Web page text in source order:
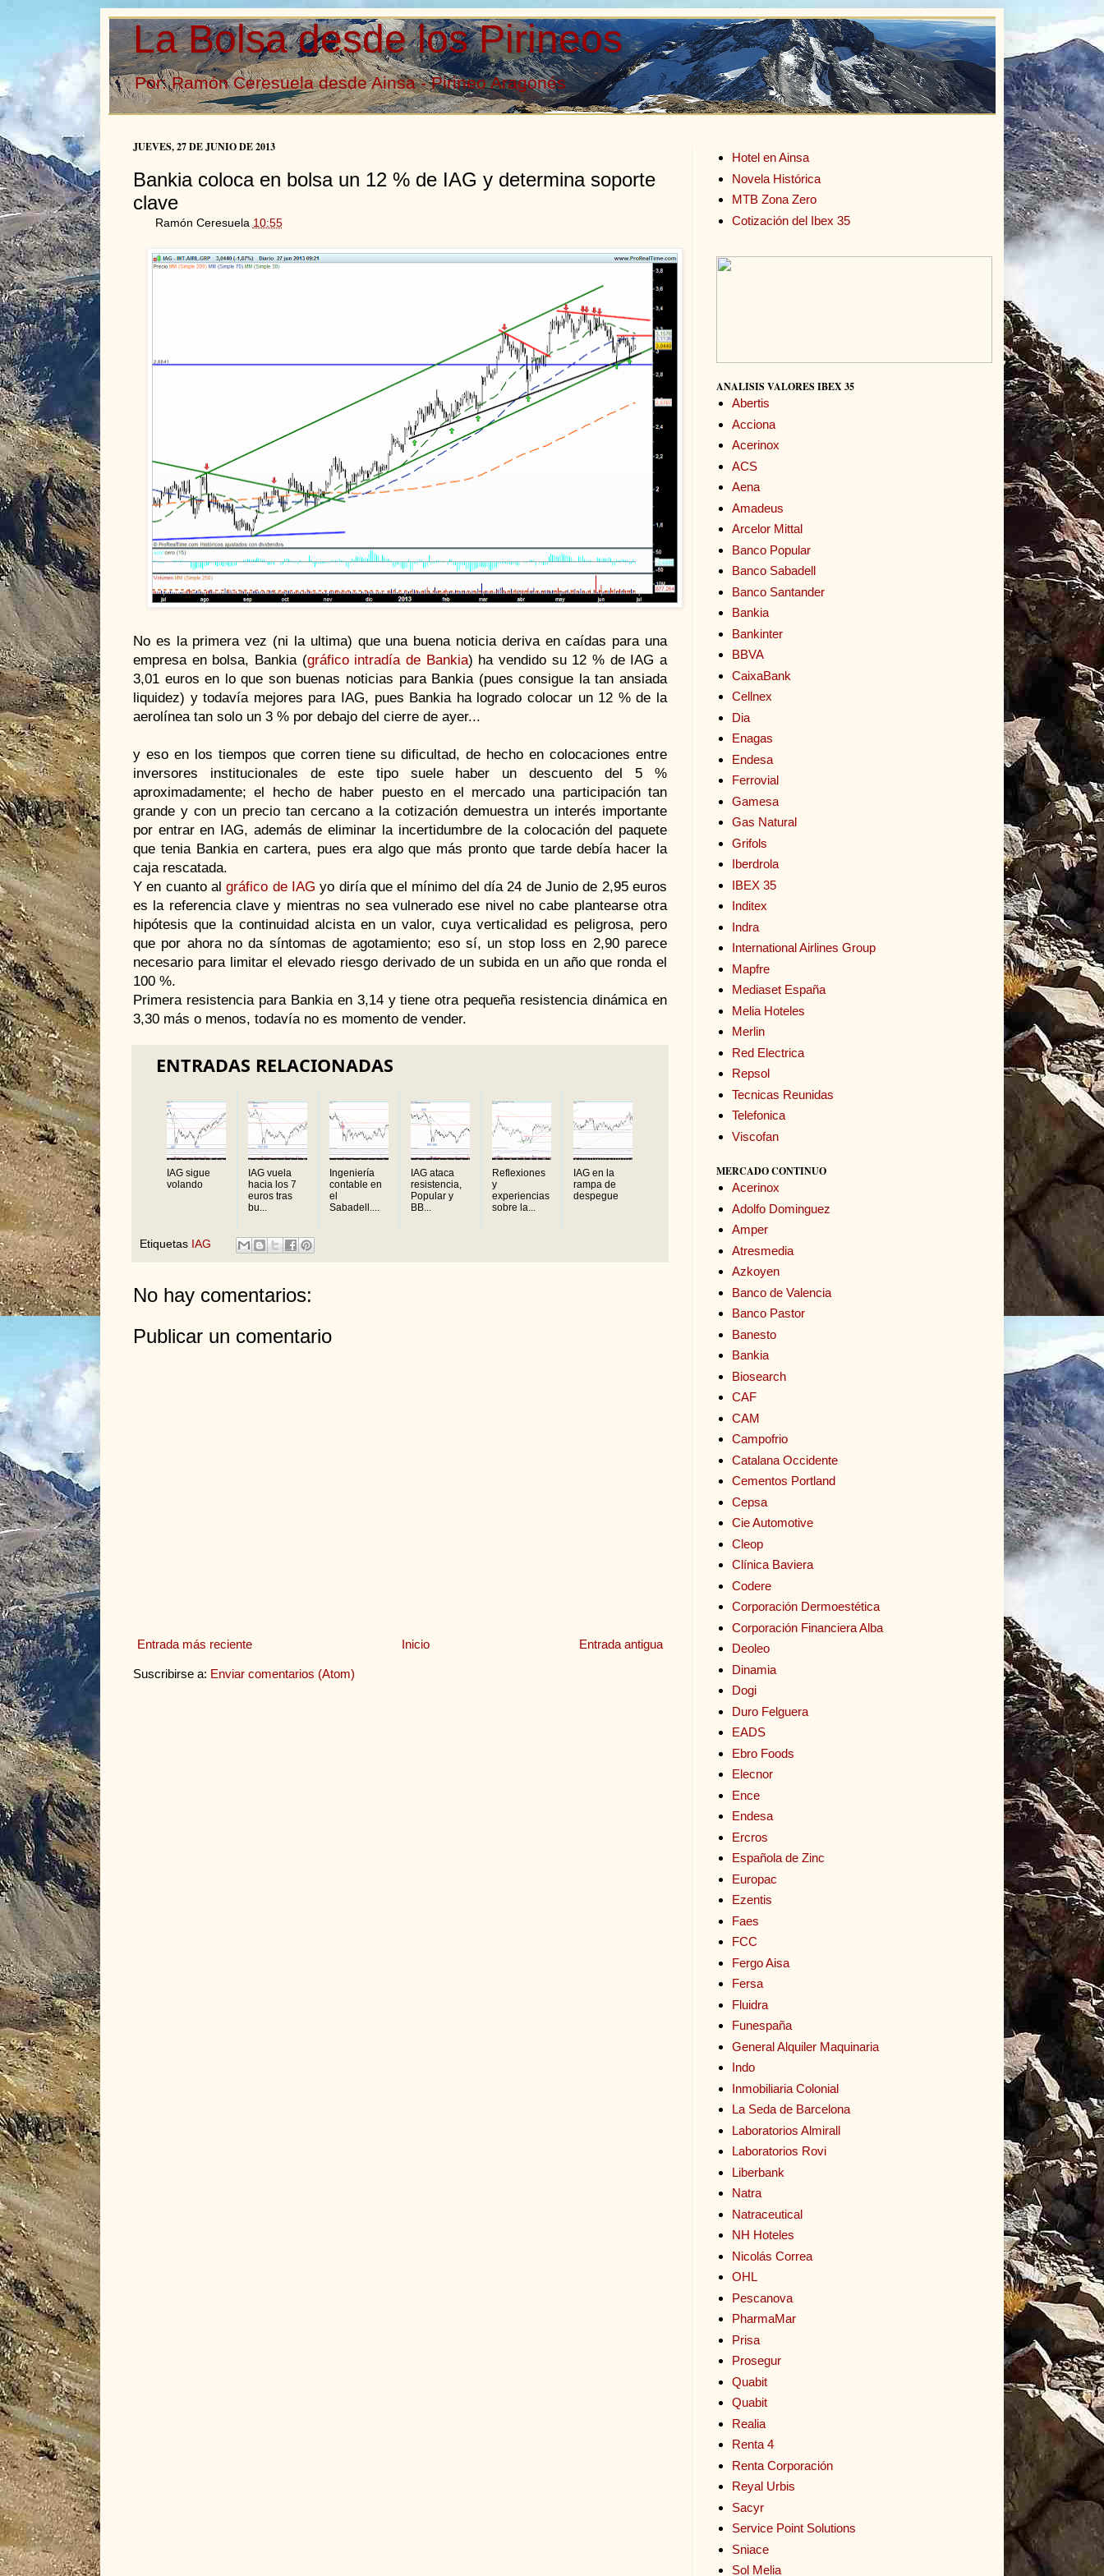
La Bolsa desde los Pirineos
Por: Ramón Ceresuela desde Ainsa - Pirineo Aragonés
JUEVES, 27 DE JUNIO DE 2013
Bankia coloca en bolsa un 12 % de IAG y determina soporte
clave
Ramón Ceresuela 10:55
No es la primera vez (ni la ultima) que una buena noticia deriva en caídas para una
empresa en bolsa, Bankia (gráfico intradía de Bankia) ha vendido su 12 % de IAG a
3,01 euros en lo que son buenas noticias para Bankia (pues consigue la tan ansiada
liquidez) y todavía mejores para IAG, pues Bankia ha logrado colocar un 12 % de la
aerolínea tan solo un 3 % por debajo del cierre de ayer...
y eso en los tiempos que corren tiene su dificultad, de hecho en colocaciones entre
inversores institucionales de este tipo suele haber un descuento del 5 %
aproximadamente; el hecho de haber puesto en el mercado una participación tan
grande y con un precio tan cercano a la cotización demuestra un interés importante
por entrar en IAG, además de eliminar la incertidumbre de la colocación del paquete
que tenia Bankia en cartera, pues era algo que más pronto que tarde debía hacer la
caja rescatada.
Y en cuanto algráfico de IAG yo diría que el mínimo del día 24 de Junio de 2,95 euros
es la referencia clave y mientras no sea vulnerado ese nivel no cabe plantearse otra
hipótesis que la continuidad alcista en un valor, cuya verticalidad es peligrosa, pero
que por ahora no da síntomas de agotamiento; eso sí, un stop loss en 2,90 parece
necesario para limitar el elevado riesgo derivado de un subida en un año que ronda el
100 %.
Primera resistencia para Bankia en 3,14 y tiene otra pequeña resistencia dinámica en
3,30 más o menos, todavía no es momento de vender.
ENTRADAS RELACIONADAS
IAG sigue
volando
IAG vuela
hacia los 7
euros tras
bu...
Ingeniería
contable en
el
Sabadell....
IAG ataca
resistencia,
Popular y
BB...
Reflexiones
y
experiencias
sobre la...
IAG en la
rampa de
despegue
Etiquetas IAG
No hay comentarios:
Publicar un comentario
Entrada más reciente Entrada antigua
Inicio
Suscribirse a: Enviar comentarios (Atom)
Hotel en Ainsa
Novela Histórica
MTB Zona Zero
Cotización del Ibex 35
ANALISIS VALORES IBEX 35
Abertis
Acciona
Acerinox
ACS
Aena
Amadeus
Arcelor Mittal
Banco Popular
Banco Sabadell
Banco Santander
Bankia
Bankinter
BBVA
CaixaBank
Cellnex
Dia
Enagas
Endesa
Ferrovial
Gamesa
Gas Natural
Grifols
Iberdrola
IBEX 35
Inditex
Indra
International Airlines Group
Mapfre
Mediaset España
Melia Hoteles
Merlin
Red Electrica
Repsol
Tecnicas Reunidas
Telefonica
Viscofan
MERCADO CONTINUO
Acerinox
Adolfo Dominguez
Amper
Atresmedia
Azkoyen
Banco de Valencia
Banco Pastor
Banesto
Bankia
Biosearch
CAF
CAM
Campofrio
Catalana Occidente
Cementos Portland
Cepsa
Cie Automotive
Cleop
Clínica Baviera
Codere
Corporación Dermoestética
Corporación Financiera Alba
Deoleo
Dinamia
Dogi
Duro Felguera
EADS
Ebro Foods
Elecnor
Ence
Endesa
Ercros
Española de Zinc
Europac
Ezentis
Faes
FCC
Fergo Aisa
Fersa
Fluidra
Funespaña
General Alquiler Maquinaria
Indo
Inmobiliaria Colonial
La Seda de Barcelona
Laboratorios Almirall
Laboratorios Rovi
Liberbank
Natra
Natraceutical
NH Hoteles
Nicolás Correa
OHL
Pescanova
PharmaMar
Prisa
Prosegur
Quabit
Quabit
Realia
Renta 4
Renta Corporación
Reyal Urbis
Sacyr
Service Point Solutions
Sniace
Sol Melia